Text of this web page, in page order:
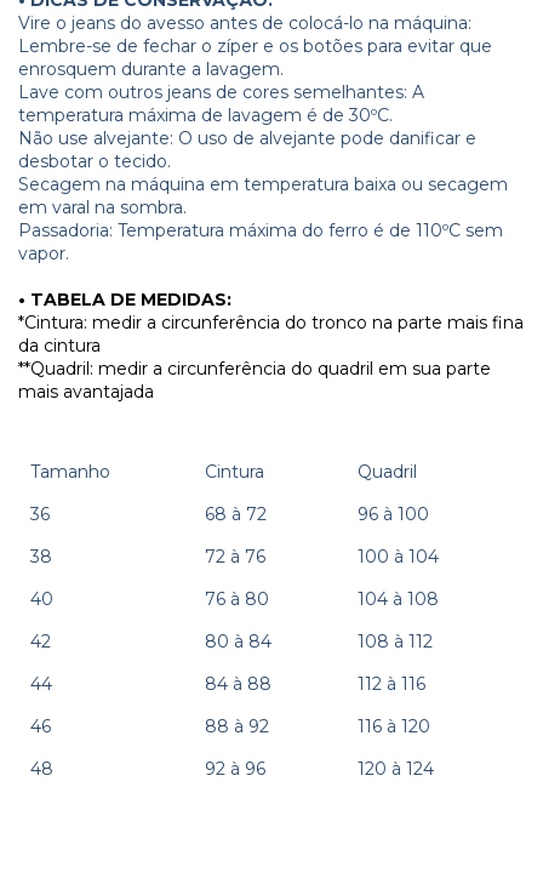
Vire o jeans do avesso antes de colocá-lo na máquina:
Lembre-se de fechar o zíper e os botões para evitar que
enrosquem durante a lavagem.
Lave com outros jeans de cores semelhantes: A
temperatura máxima de lavagem é de 30ºC.
Não use alvejante: O uso de alvejante pode danificar e
desbotar o tecido.
Secagem na máquina em temperatura baixa ou secagem
em varal na sombra.
Passadoria: Temperatura máxima do ferro é de 110ºC sem
vapor.
• TABELA DE MEDIDAS:
*Cintura: medir a circunferência do tronco na parte mais fina
da cintura
**Quadril: medir a circunferência do quadril em sua parte
mais avantajada
Tamanho Cintura
Quadril
36
68 à 72
96 à 100
38
72 à 76
100 à 104
40
76 à 80
104 à 108
42
80 à 84
108 à 112
44
84 à 88
112 à 116
46
88 à 92
116 à 120
48
92 à 96 120 à 124